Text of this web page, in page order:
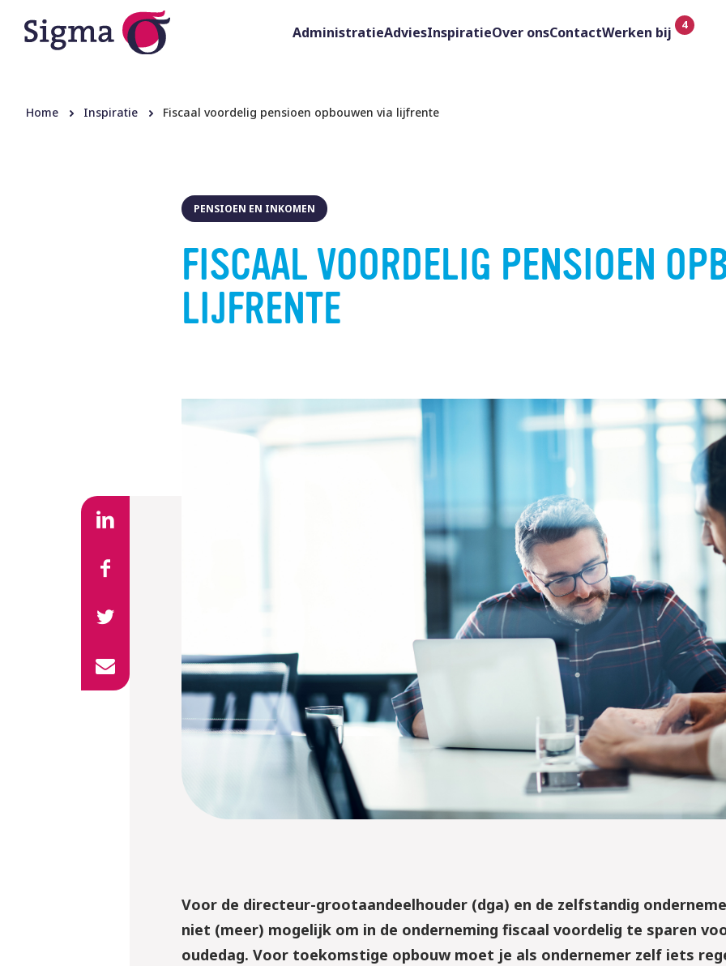
AdministratieAdviesInspiratieOver onsContactWerken bij
Home Inspiratie Fiscaal voordelig pensioen opbouwen via lijfrente
PENSIOEN EN INKOMEN
FISCAAL VOORDELIG PENSIOEN
LIJFRENTE
Voor de directeur-grootaandeelhouder (dga) en de zelfstandig
niet (meer) mogelijk om in de onderneming fiscaal voordelig te sparen
oudedag. Voor toekomstige opbouw moet je als ondernemer zelf iets